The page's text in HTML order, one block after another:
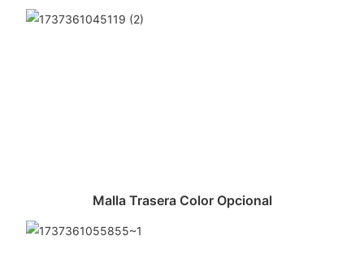
Malla Trasera Color Opcional